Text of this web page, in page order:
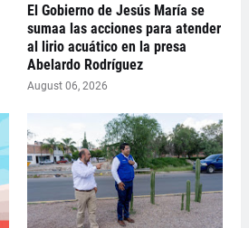
El Gobierno de Jesús María se
sumaa las acciones para atender
al lirio acuático en la presa
Abelardo Rodríguez
August 06, 2026